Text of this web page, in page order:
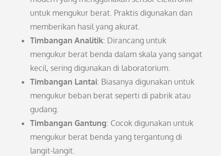
untuk mengukur berat. Praktis digunakan dan
memberikan hasil yang akurat.
Timbangan Analitik: Dirancang untuk
mengukur berat benda dalam skala yang sangat
kecil, sering digunakan di laboratorium.
Timbangan Lantai: Biasanya digunakan untuk
mengukur beban berat seperti di pabrik atau
gudang.
Timbangan Gantung: Cocok digunakan untuk
mengukur berat benda yang tergantung di
langit-langit.